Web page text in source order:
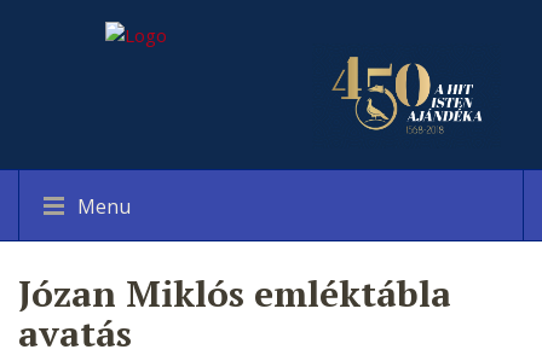
Menu
Józan Miklós emléktábla
avatás